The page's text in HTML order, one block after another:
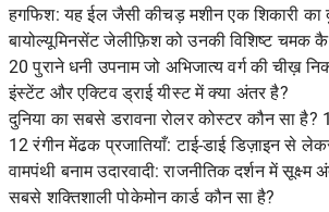
हगफिश: यह ईल जैसी कीचड़ मशीन एक शिकारी का
बायोल्यूमिनसेंट जेलीफ़िश को उनकी विशिष्ट चमक
20 पुराने धनी उपनाम जो अभिजात्य वर्ग की चीख़
इंस्टेंट और एक्टिव ड्राई यीस्ट में क्या अंतर है?
दुनिया का सबसे डरावना रोलर कोस्टर कौन सा है?
12 रंगीन मेंढक प्रजातियाँ: टाई-डाई डिज़ाइन से
वामपंथी बनाम उदारवादी: राजनीतिक दर्शन में सूक्ष्म
सबसे शक्तिशाली पोकेमोन कार्ड कौन सा है?